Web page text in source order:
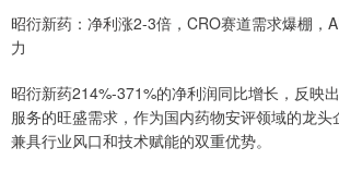
昭衍新药：净利涨2-3倍，CRO赛道需求爆棚，
力
昭衍新药214%-371%的净利润同比增长，反映
服务的旺盛需求，作为国内药物安评领域的龙头
兼具行业风口和技术赋能的双重优势。